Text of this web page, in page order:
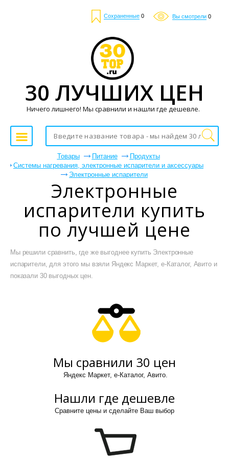
Сохраненные 0 Вы смотрели 0
Товары Питание
Продукты
Системы нагревания, электронные испарители и аксессуары
Электронные испарители
Электронные
испарители купить
по лучшей цене
Мы решили сравнить, где же выгоднее купить Электронные
испарители, для этого мы взяли Яндекс Маркет, е-Каталог, Авито и
показали 30 выгодных цен.
Мы сравнили 30 цен
Яндекс Маркет, е-Каталог, Авито.
Нашли где дешевле
Сравните цены и сделайте Ваш выбор
30 ЛУЧШИХ ЦЕН
Ничего лишнего! Мы сравнили и нашли где дешевле.